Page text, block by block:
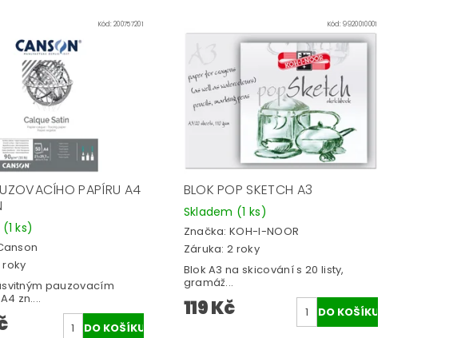
Kód:200757201
PAPÍRU A4
(1 ks)
roky
pauzovacím
zn....
Kód:9920010001
BLOK POP SKETCH A3
Skladem (1 ks)
Značka:KOH-I-NOOR
Záruka: 2 roky
Blok A3 na skicování s 20 listy,
gramáž...
119 Kč